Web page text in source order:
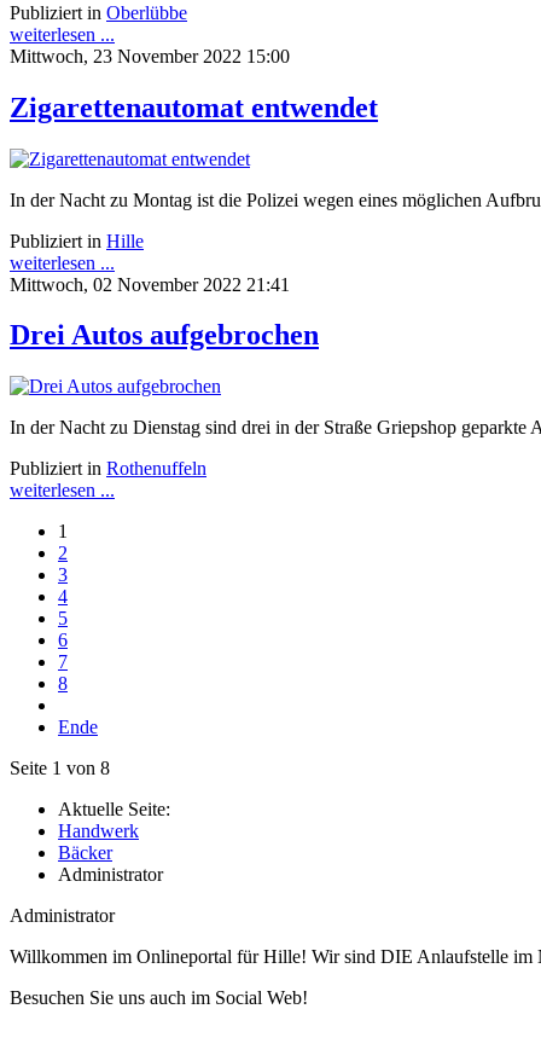
Publiziert in Oberlübbe
weiterlesen ...
Mittwoch, 23 November 2022 15:00
Zigarettenautomat entwendet
In der Nacht zu Montag ist die Polizei wegen eines möglichen
Publiziert in Hille
weiterlesen ...
Mittwoch, 02 November 2022 21:41
Drei Autos aufgebrochen
In der Nacht zu Dienstag sind drei in der Straße Griepshop geparkte
Publiziert in Rothenuffeln
weiterlesen ...
1
2
3
4
5
6
7
8
Ende
Seite 1 von 8
Aktuelle Seite:
Handwerk
Bäcker
Administrator
Administrator
Willkommen im Onlineportal für Hille! Wir sind DIE Anlaufstelle im
Besuchen Sie uns auch im Social Web!